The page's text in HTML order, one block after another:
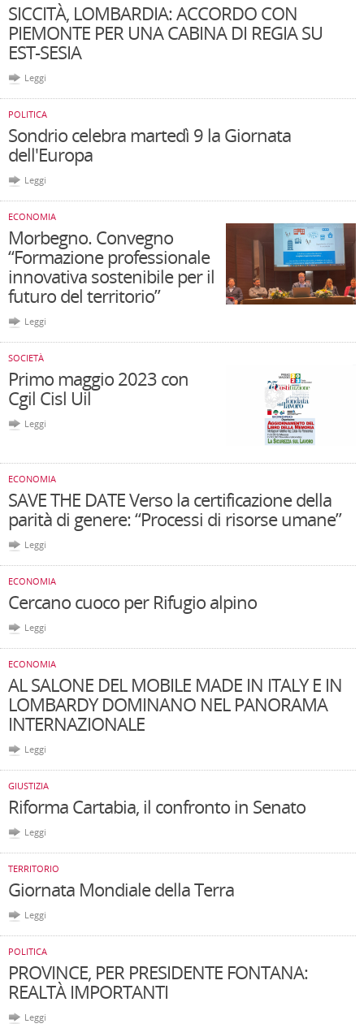
SICCITÀ, LOMBARDIA: ACCORDO CON
PIEMONTE PER UNA CABINA DI REGIA SU
EST-SESIA
Leggi
POLITICA
Sondrio celebra martedì 9 la Giornata
dell'Europa
Leggi
ECONOMIA
Morbegno. Convegno
“Formazione professionale
innovativa sostenibile per il
futuro del territorio”
Leggi
SOCIETÀ
Primo maggio 2023 con
Cgil Cisl Uil
Leggi
ECONOMIA
SAVE THE DATE Verso la certificazione della
parità di genere: “Processi di risorse umane”
Leggi
ECONOMIA
Cercano cuoco per Rifugio alpino
Leggi
ECONOMIA
AL SALONE DEL MOBILE MADE IN ITALY E IN
LOMBARDY DOMINANO NEL PANORAMA
INTERNAZIONALE
Leggi
GIUSTIZIA
Riforma Cartabia, il confronto in Senato
Leggi
TERRITORIO
Giornata Mondiale della Terra
Leggi
POLITICA
PROVINCE, PER PRESIDENTE FONTANA:
REALTÀ IMPORTANTI
Leggi